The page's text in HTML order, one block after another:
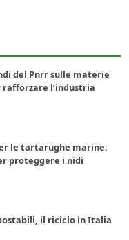
del Pnrr sulle materie
l’industria
le tartarughe marine:
proteggere i nidi
il riciclo in Italia